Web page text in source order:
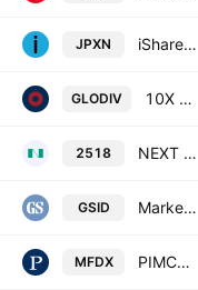
JPXN iShares JPX-Nikkei 400 ETF
GLODIV 10X S&P Global Dividend Aristocrats ETF ZAR
2518 NEXT FUNDS MSCI Japan Empowering Women Select Index ETF
GSID Marketbeta INTL Equity ETF
MFDX PIMCO RAFI Dynamic Multi-Factor International Equity ETF